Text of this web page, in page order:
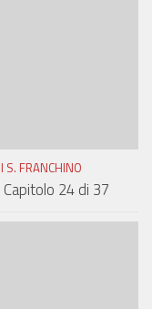
S. FRANCHINO
24 di 37